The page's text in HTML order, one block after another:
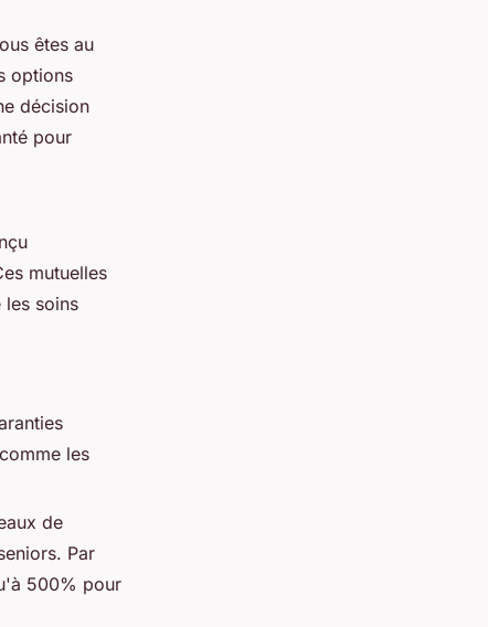
êtes au
options
décision
pour
mutuelles
les soins
les
de
Par
500% pour